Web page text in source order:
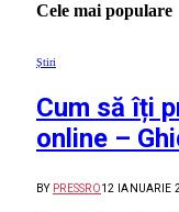
Cele mai populare
Știri
Cum să îți
online –
BY PRESSRO12 IANUARIE